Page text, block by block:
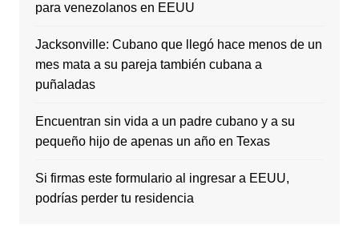
para venezolanos en EEUU
Jacksonville: Cubano que llegó hace menos de un
mes mata a su pareja también cubana a
puñaladas
Encuentran sin vida a un padre cubano y a su
pequeño hijo de apenas un año en Texas
Si firmas este formulario al ingresar a EEUU,
podrías perder tu residencia